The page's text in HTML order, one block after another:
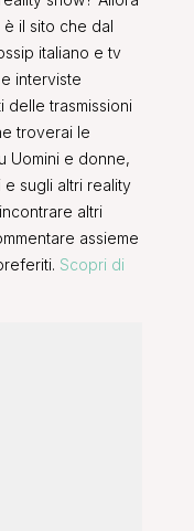
il sito che dal
italiano e tv
interviste
delle trasmissioni
troverai le
Uomini e donne,
e sugli altri reality
altri
assieme
Scopri di